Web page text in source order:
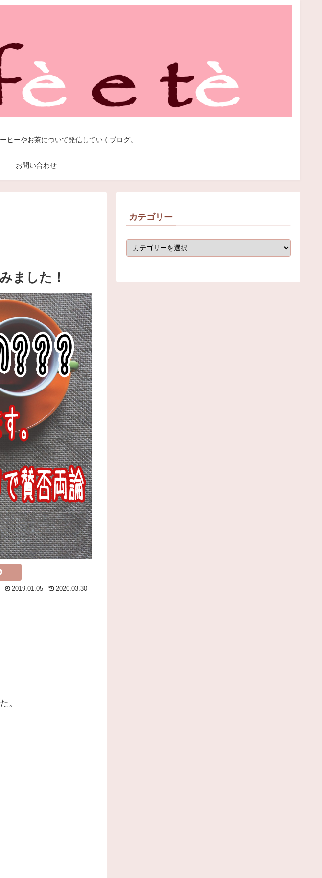
ヒーやお茶について発信していくブログ。
お問い合わせ
ました！
2019.01.05 2020.03.30
。
カテゴリー